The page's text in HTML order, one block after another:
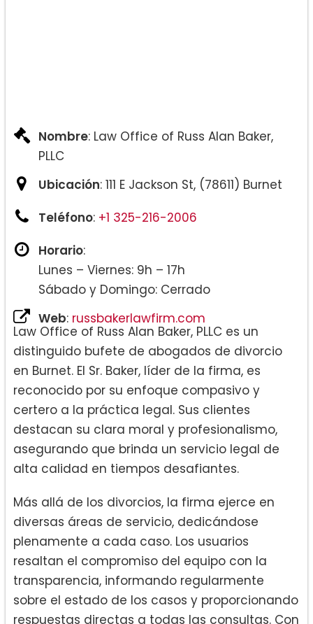
Nombre: Law Office of Russ Alan Baker,
PLLC
Ubicación: 111 E Jackson St, (78611) Burnet
Teléfono: +1 325-216-2006
Horario:
Lunes – Viernes: 9h – 17h
Sábado y Domingo: Cerrado
Web: russbakerlawfirm.com
Law Office of Russ Alan Baker, PLLC es un
distinguido bufete de abogados de divorcio
en Burnet. El Sr. Baker, líder de la firma, es
reconocido por su enfoque compasivo y
certero a la práctica legal. Sus clientes
destacan su clara moral y profesionalismo,
asegurando que brinda un servicio legal de
alta calidad en tiempos desafiantes.
Más allá de los divorcios, la firma ejerce en
diversas áreas de servicio, dedicándose
plenamente a cada caso. Los usuarios
resaltan el compromiso del equipo con la
transparencia, informando regularmente
sobre el estado de los casos y proporcionando
respuestas directas a todas las consultas. Con